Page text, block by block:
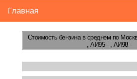
Главная
Стоимость бензинав среднем по
, АИ95 - , АИ98 -